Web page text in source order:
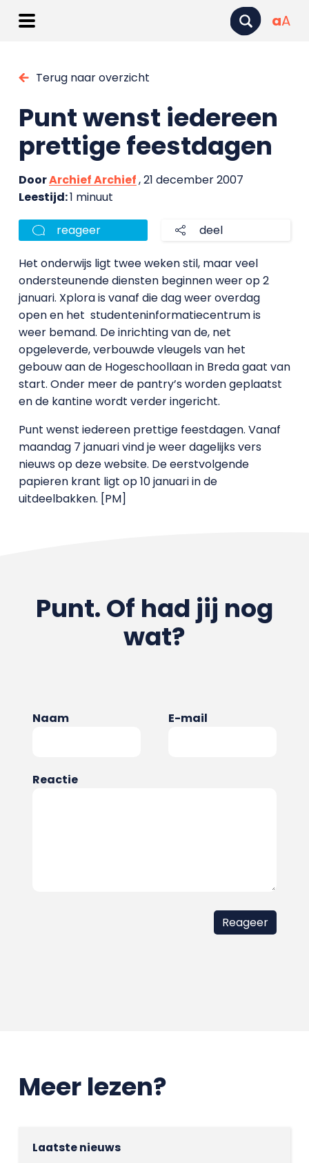
aA
Terug naar overzicht
Punt wenst iedereen
prettige feestdagen
DoorArchief Archief, 21 december 2007
Leestijd:1 minuut
reageer deel
Het onderwijs ligt twee weken stil, maar veel
ondersteunende diensten beginnen weer op 2
januari. Xplora is vanaf die dag weer overdag
open en het studenteninformatiecentrum is
weer bemand. De inrichting van de, net
opgeleverde, verbouwde vleugels van het
gebouw aan de Hogeschoollaan in Breda gaat van
start. Onder meer de pantry’s worden geplaatst
en de kantine wordt verder ingericht.
Punt wenst iedereen prettige feestdagen. Vanaf
maandag 7 januari vind je weer dagelijks vers
nieuws op deze website. De eerstvolgende
papieren krant ligt op 10 januari in de
uitdeelbakken. [PM]
Punt. Of had jij nog
wat?
Naam E-mail
Reactie
Meer lezen?
Laatste nieuws